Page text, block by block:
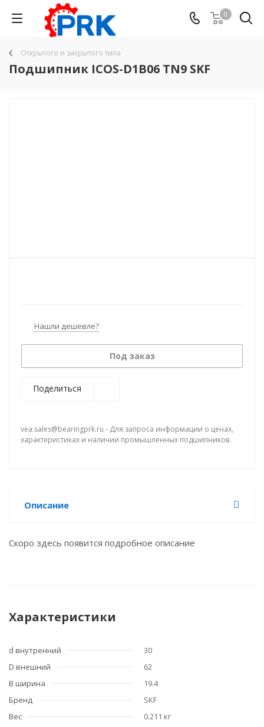
0
Открытого и закрытого типа
Подшипник ICOS-D1B06 TN9 SKF
Нашли дешевле?
Под заказ
Поделиться
vea.sales@bearingprk.ru - Для запроса информации о ценах,
характеристиках и наличии промышленных подшипников.
Описание
Скоро здесь появится подробное описание
Характеристики
d внутренний
30
D внешний
62
B ширина
19.4
Бренд
SKF
Вес
0.211 кг